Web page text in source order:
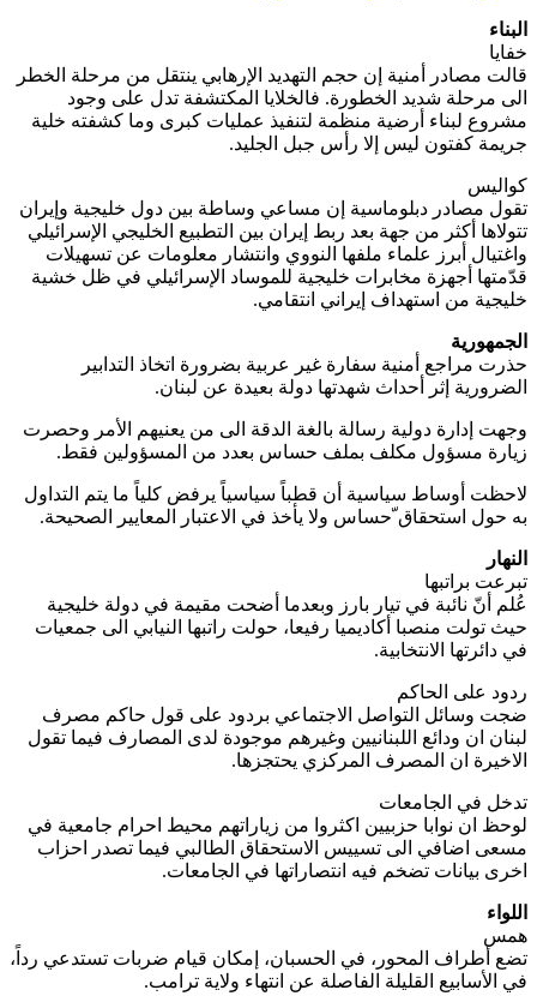
البناء
خفايا
قالت مصادر أمنية إن حجم التهديد الإرهابي ينتقل من مرحلة الخطر
الى مرحلة شديد الخطورة. فالخلايا المكتشفة تدل على وجود
مشروع لبناء أرضية منظمة لتنفيذ عمليات كبرى وما كشفته خلية
جريمة كفتون ليس إلا رأس جبل الجليد.
كواليس
تقول مصادر دبلوماسية إن مساعي وساطة بين دول خليجية وإيران
تتولاها أكثر من جهة بعد ربط إيران بين التطبيع الخليجي الإسرائيلي
واغتيال أبرز علماء ملفها النووي وانتشار معلومات عن تسهيلات
قدّمتها أجهزة مخابرات خليجية للموساد الإسرائيلي في ظل خشية
خليجية من استهداف إيراني انتقامي.
الجمهورية
حذرت مراجع أمنية سفارة غير عربية بضرورة اتخاذ التدابير
الضرورية إثر أحداث شهدتها دولة بعيدة عن لبنان.
وجهت إدارة دولية رسالة بالغة الدقة الى من يعنيهم الأمر وحصرت
زيارة مسؤول مكلف بملف حساس بعدد من المسؤولين فقط.
لاحظت أوساط سياسية أن قطباً سياسياً يرفض كلياً ما يتم التداول
به حول استحقاق ّحساس ولا يأخذ في الاعتبار المعايير الصحيحة.
النهار
تبرعت براتبها
عُلم أنّ نائبة في تيار بارز وبعدما أضحت مقيمة في دولة خليجية
حيث تولت منصبا أكاديميا رفيعا، حولت راتبها النيابي الى جمعيات
في دائرتها الانتخابية.
ردود على الحاكم
ضجت وسائل التواصل الاجتماعي بردود على قول حاكم مصرف
لبنان ان ودائع اللبنانيين وغيرهم موجودة لدى المصارف فيما تقول
الاخيرة ان المصرف المركزي يحتجزها.
تدخل في الجامعات
لوحظ ان نوابا حزبيين اكثروا من زياراتهم محيط احرام جامعية في
مسعى اضافي الى تسييس الاستحقاق الطالبي فيما تصدر احزاب
اخرى بيانات تضخم فيه انتصاراتها في الجامعات.
اللواء
همس
تضع أطراف المحور، في الحسبان، إمكان قيام ضربات تستدعي رداً،
في الأسابيع القليلة الفاصلة عن انتهاء ولاية ترامب.